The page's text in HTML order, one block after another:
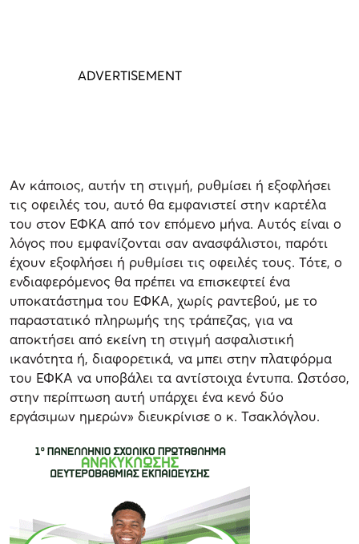
Αν κάποιος, αυτήν τη στιγμή, ρυθμίσει ή εξοφλήσει
τις οφειλές του, αυτό θα εμφανιστεί στην καρτέλα
του στον ΕΦΚΑ από τον επόμενο μήνα. Αυτός είναι ο
λόγος που εμφανίζονται σαν ανασφάλιστοι, παρότι
έχουν εξοφλήσει ή ρυθμίσει τις οφειλές τους. Τότε, ο
ενδιαφερόμενος θα πρέπει να επισκεφτεί ένα
υποκατάστημα του ΕΦΚΑ, χωρίς ραντεβού, με το
παραστατικό πληρωμής της τράπεζας, για να
αποκτήσει από εκείνη τη στιγμή ασφαλιστική
ικανότητα ή, διαφορετικά, να μπει στην πλατφόρμα
του ΕΦΚΑ να υποβάλει τα αντίστοιχα έντυπα. Ωστόσο,
στην περίπτωση αυτή υπάρχει ένα κενό δύο
εργάσιμων ημερών» διευκρίνισε ο κ. Τσακλόγλου.